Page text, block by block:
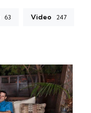
63 Video 247